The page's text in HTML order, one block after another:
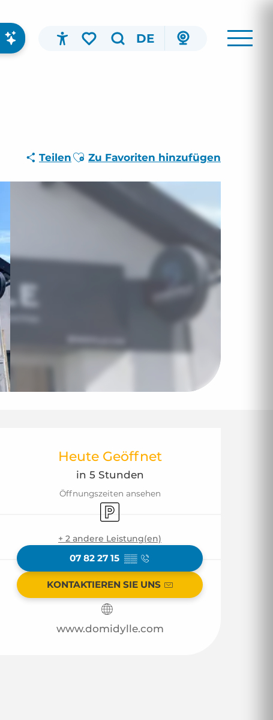
DE
Teilen Ajouter aux favoris
Zu Favoriten hinzufügen
Öffnungszeiten &
Heute Geöffnet
in 5 Stunden
Öffnungszeiten ansehen
Parkplatz
+ 2 andere Leistung(en)
07 82 27 15 ▒▒
KONTAKTIEREN SIE UNS
www.domidylle.com